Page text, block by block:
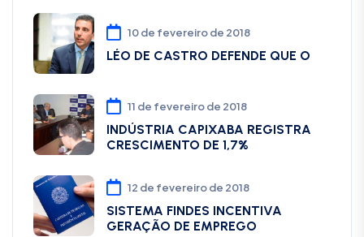
10 de fevereiro de 2018
LÉO DE CASTRO DEFENDE QUE O
11 de fevereiro de 2018
INDÚSTRIA CAPIXABA REGISTRA
CRESCIMENTO DE 1,7%
12 de fevereiro de 2018
SISTEMA FINDES INCENTIVA
GERAÇÃO DE EMPREGO